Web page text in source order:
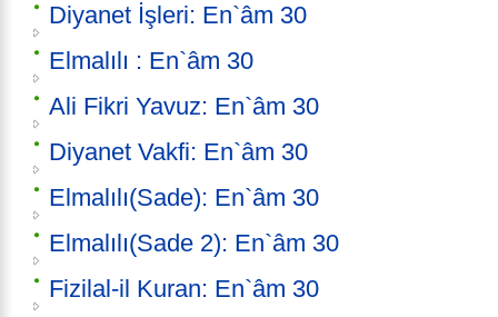
Diyanet İşleri: En`âm 30
Elmalılı : En`âm 30
Ali Fikri Yavuz: En`âm 30
Diyanet Vakfi: En`âm 30
Elmalılı(Sade): En`âm 30
Elmalılı(Sade 2): En`âm 30
Fizilal-il Kuran: En`âm 30